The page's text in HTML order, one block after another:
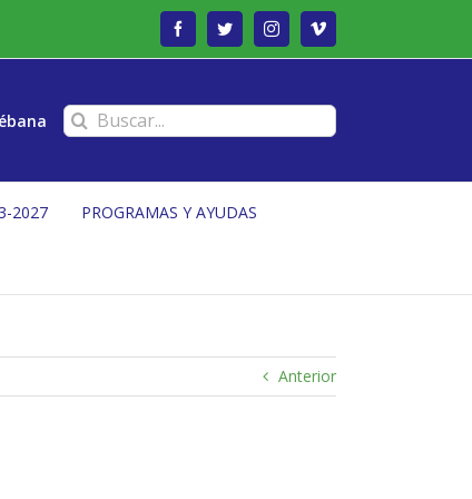
FacebookTwitterInstagramVimeo
Buscar:
2027 PROGRAMAS Y AYUDAS
Anterior